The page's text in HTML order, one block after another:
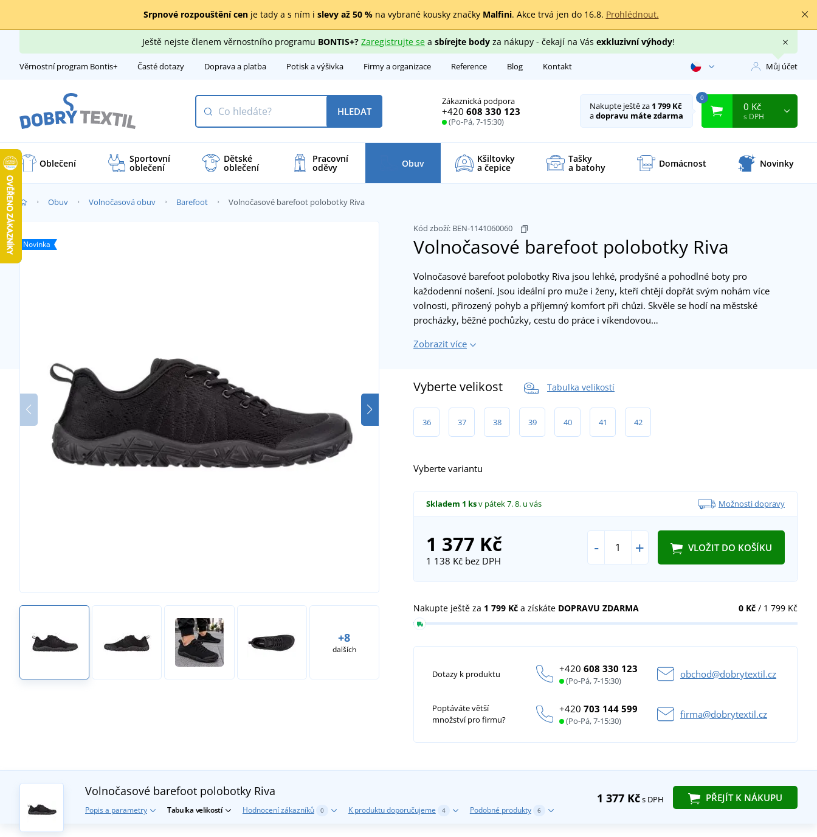
Srpnové rozpouštění cenje tady a s ním i slevy až 50 %na vybrané kousky značky Malfini. Akce trvá jen do 16.8. Prohlédnout.
Ještě nejste členem věrnostního programu BONTIS+? Zaregistrujte sea sbírejte bodyza nákupy - čekají na Vás exkluzivní výhody!
Věrnostní program Bontis+ Časté dotazy Doprava a platba Potisk a výšivka Firmy a organizace Reference Blog Kontakt Můj účet
Zákaznická podpora
+420 608 330 123
(Po-Pá, 7-15:30)
HLEDAT Nakupte ještě za 1 799 Kč
adopravu máte zdarma
0
0 Kč
s DPH
Oblečení Sportovní
oblečení
Dětské
oblečení
Pracovní
oděvy Obuv Kšiltovky
a čepice
Tašky
a batohy Domácnost Novinky
Obuv Volnočasová obuv Barefoot Volnočasové barefoot polobotky Riva
Kód zboží: BEN-1141060060
Volnočasové barefoot polobotky Riva
+8
dalších
Novinka
Volnočasové barefoot polobotky Riva jsou lehké, prodyšné a pohodlné boty pro
každodenní nošení. Jsou ideální pro muže i ženy, kteří chtějí dopřát svým nohám více
volnosti, přirozený pohyb a příjemný komfort při chůzi. Skvěle se hodí na městské
procházky, běžné pochůzky, cestu do práce i víkendovou…
Zobrazit více
Vyberte velikost Tabulka velikostí
36 37 38 39 40 41 42
Vyberte variantu
Skladem 1 ksv pátek 7. 8. u vás Možnosti dopravy
1 377 Kč
1 138 Kčbez DPH
- + VLOŽIT DO KOŠÍKU
0 Kč/ 1 799 Kč
Nakupte ještě za 1 799 Kč a získáte DOPRAVU ZDARMA
Dotazy k produktu +420608 330 123
(Po-Pá, 7-15:30)
obchod@dobrytextil.cz
Poptáváte větší
množství pro firmu?
+420703 144 599
(Po-Pá, 7-15:30)
firma@dobrytextil.cz
1 377 Kčs DPH PŘEJÍT K NÁKUPU
Volnočasové barefoot polobotky Riva
Popis a parametry Tabulka velikostí Hodnocení zákazníků 0 K produktu doporučujeme 4 Podobné produkty 6